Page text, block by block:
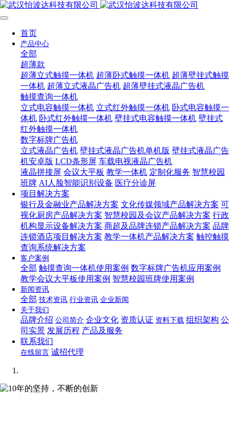
首页
产品中心
全部
超薄款
超薄立式触摸一体机 超薄卧式触摸一体机 超薄壁挂式触摸
一体机 超薄立式液晶广告机 超薄壁挂式液晶广告机
触摸查询一体机
立式电容触摸一体机 立式红外触摸一体机 卧式电容触摸一
体机 卧式红外触摸一体机 壁挂式电容触摸一体机 壁挂式
红外触摸一体机
数字标牌广告机
立式液晶广告机 壁挂式液晶广告机单机版 壁挂式液晶广告
机安卓版 LCD条形屏 车载电视液晶广告机
液晶拼接屏 会议大平板 教学一体机 定制化服务 智慧校园
班牌 AI人脸智能识别设备 医疗分诊屏
项目解决方案
银行及金融业产品解决方案 文化传媒领域产品解决方案 可
视化厨房产品解决方案 智慧校园及会议产品解决方案 行政
机构显示设备解决方案 商超及品牌连锁产品解决方案 品牌
连锁酒店项目解决方案 教学一体机产品解决方案 触控触摸
查询系统解决方案
客户案例
全部 触摸查询一体机使用案例 数字标牌广告机应用案例
教学会议大平板使用案例 智慧校园班牌使用案例
新闻资讯
全部 技术资讯 行业资讯 企业新闻
关于我们
品牌介绍 公司简介 企业文化 资质认证 资料下载 组织架构 公
司实景 发展历程 产品及服务
联系我们
在线留言 诚招代理